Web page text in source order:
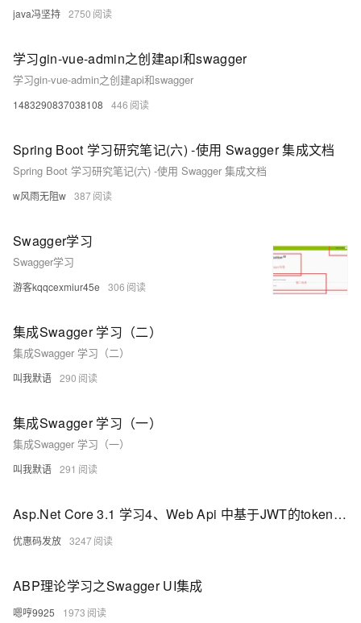
java冯坚持 2750
学习gin-vue-admin之创建api和swagger
学习gin-vue-admin之创建api和swagger
1483290837038108 446
Spring Boot 学习研究笔记(六) -使用 Swagger 集成文档
Spring Boot 学习研究笔记(六) -使用 Swagger 集成文档
w风雨无阻w 387
Swagger学习
Swagger学习
游客kqqcexmiur45e 306
集成Swagger 学习（二）
集成Swagger 学习（二）
叫我默语 290
集成Swagger 学习（一）
集成Swagger 学习（一）
叫我默语 291
Asp.Net Core 3.1 学习4、Web Api 中基于JWT的token验证及Swagger使用
优惠码发放 3247
ABP理论学习之Swagger UI集成
嗯哼9925 1973